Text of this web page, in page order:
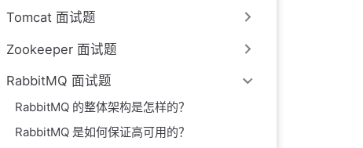
Tomcat 面试题
Zookeeper 面试题
RabbitMQ 面试题
RabbitMQ 的整体架构是怎样的？
RabbitMQ 是如何保证高可用的？